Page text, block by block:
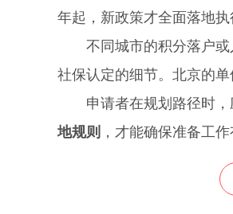
年起，新政策才全面落地执
不同城市的积分落户或
社保认定的细节。北京的
申请者在规划路径时，
地规则 ，才能确保准备工作